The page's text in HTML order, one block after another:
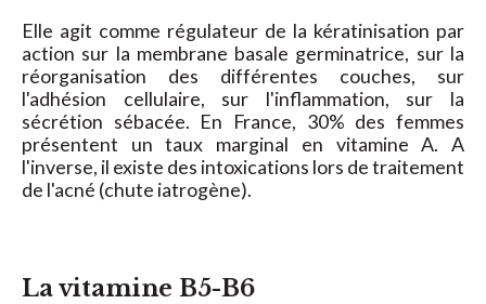
Elle agit comme régulateur de la kératinisation par
action sur la membrane basale germinatrice, sur la
réorganisation des différentes couches, sur
l'adhésion cellulaire, sur l'inflammation, sur la
sécrétion sébacée. En France, 30% des femmes
présentent un taux marginal en vitamine A. A
l'inverse, il existe des intoxications lors de traitement
de l'acné (chute iatrogène).
La vitamine B5-B6